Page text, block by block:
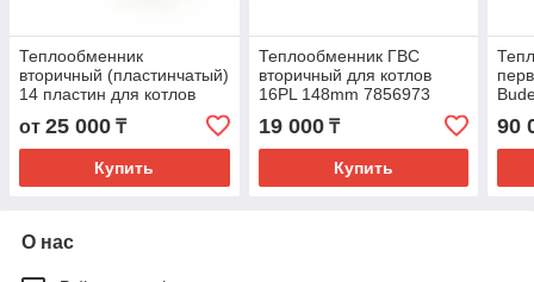
Теплообменник
вторичный (пластинчатый)
14 пластин для котлов
Biasi BI1001101
от 25 000 ₸
Купить
Теплообменник ГВС
вторичный для котлов
16PL 148mm 7856973
19 000₸
Купить
90
О нас